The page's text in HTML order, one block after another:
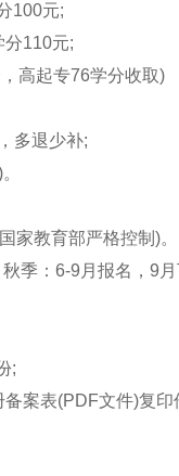
100元;
110元;
高起专76学分收取)
多退少补;
教育部严格控制)。
：6-9月报名，9月
;
案表(PDF文件)复印